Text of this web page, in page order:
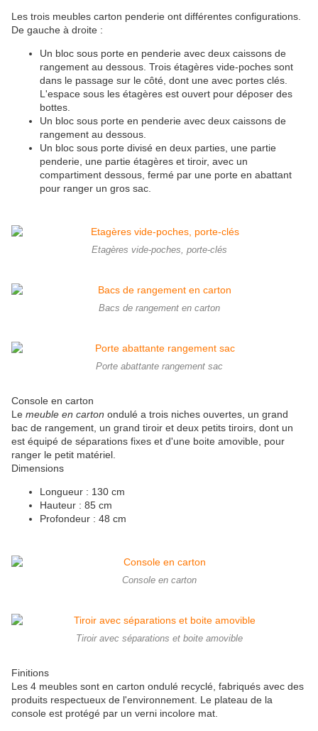
Les trois meubles carton penderie ont différentes configurations.
De gauche à droite :
Un bloc sous porte en penderie avec deux caissons de
rangement au dessous. Trois étagères vide-poches sont
dans le passage sur le côté, dont une avec portes clés.
L'espace sous les étagères est ouvert pour déposer des
bottes.
Un bloc sous porte en penderie avec deux caissons de
rangement au dessous.
Un bloc sous porte divisé en deux parties, une partie
penderie, une partie étagères et tiroir, avec un
compartiment dessous, fermé par une porte en abattant
pour ranger un gros sac.
Etagères vide-poches, porte-clés
Bacs de rangement en carton
Porte abattante rangement sac
Console en carton
Le meuble en carton ondulé a trois niches ouvertes, un grand
bac de rangement, un grand tiroir et deux petits tiroirs, dont un
est équipé de séparations fixes et d'une boite amovible, pour
ranger le petit matériel.
Dimensions
Longueur : 130 cm
Hauteur : 85 cm
Profondeur : 48 cm
Console en carton
Tiroir avec séparations et boite amovible
Finitions
Les 4 meubles sont en carton ondulé recyclé, fabriqués avec des
produits respectueux de l'environnement. Le plateau de la
console est protégé par un verni incolore mat.